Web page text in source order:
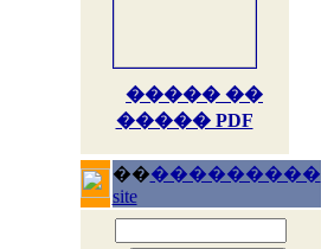
����� ��
����� PDF
�����������
site